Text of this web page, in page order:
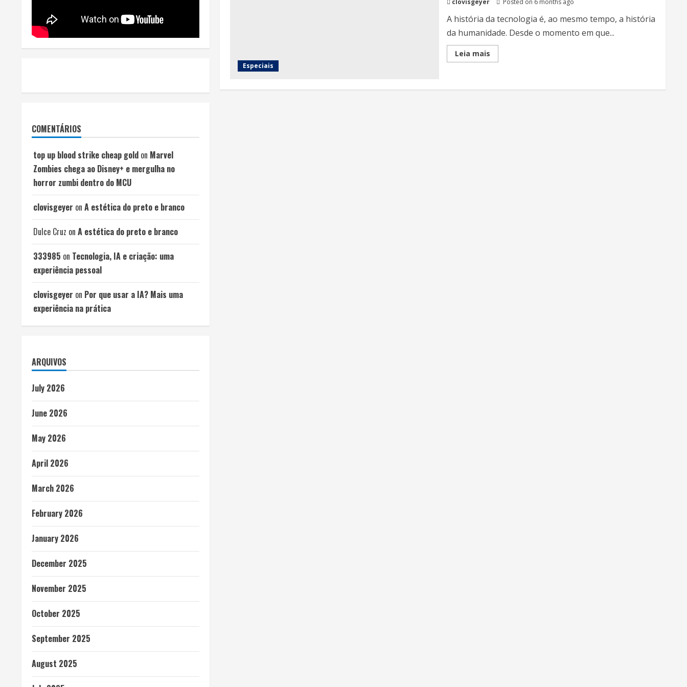
Especiais
clovisgeyer Posted on 6 months ago
A história da tecnologia é, ao mesmo tempo, a história
da humanidade. Desde o momento em que...
Leia maisRead
more
ao
COMENTÁRIOS
top up blood strike cheap gold on Marvel
Zombies chega ao Disney+ e mergulha no
horror zumbi dentro do MCU
clovisgeyer on A estética do preto e branco
Dulce Cruz on A estética do preto e branco
333985 on Tecnologia, IA e criação: uma
experiência pessoal
clovisgeyer on Por que usar a IA? Mais uma
experiência na prática
ARQUIVOS
July 2026
June 2026
May 2026
April 2026
March 2026
February 2026
January 2026
December 2025
November 2025
October 2025
September 2025
August 2025